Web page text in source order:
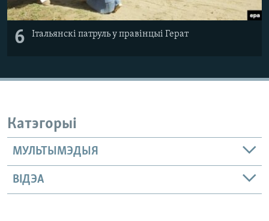
6 Італьянскі патруль у правінцыі Герат
Катэгорыі
МУЛЬТЫМЭДЫЯ
ВІДЭА